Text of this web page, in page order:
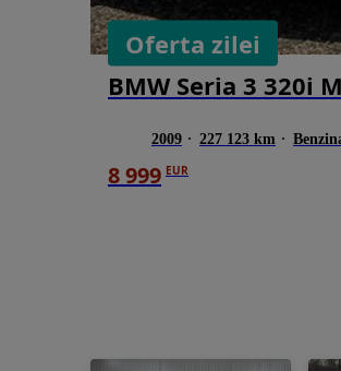
Oferta zilei
BMW Seria 3 320i
2009 227 123 km
8 999 EUR